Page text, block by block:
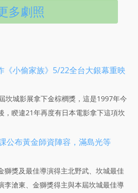
多劇照
《小偷家族》5/22全台大銀幕重映
坎城影展拿下金棕櫚獎，這是1997年今
，睽違21年再度有日本電影拿下這項坎
公布黃金師資陣容，滿島光等
獅獎及最佳導演得主北野武、坎城最佳
李滄東、金獅獎得主與本屆坎城最佳導